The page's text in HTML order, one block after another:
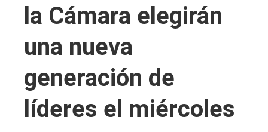
la Cámara elegirán
una nueva
generación de
líderes el miércoles